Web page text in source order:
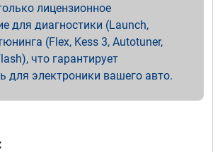
лицензионное
для диагностики (Launch,
(Flex, Kess 3, Autotuner,
что гарантирует
для электроники вашего авто.